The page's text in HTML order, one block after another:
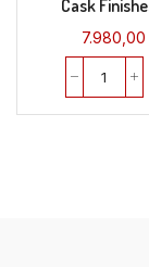
Cask
7.980,00